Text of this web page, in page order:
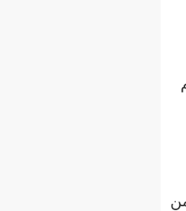
رقم